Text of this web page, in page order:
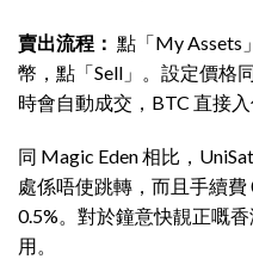
賣出流程： 點「My Assets
幣，點「Sell」。設定價格
時會自動成交，BTC 直接入
同 Magic Eden 相比，
處係唔使跳轉，而且手續費
0.5%。對於鐘意快靚正嘅
用。